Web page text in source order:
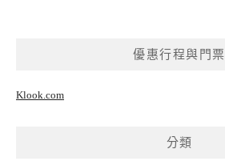
優惠行程與門票
Klook.com
分類